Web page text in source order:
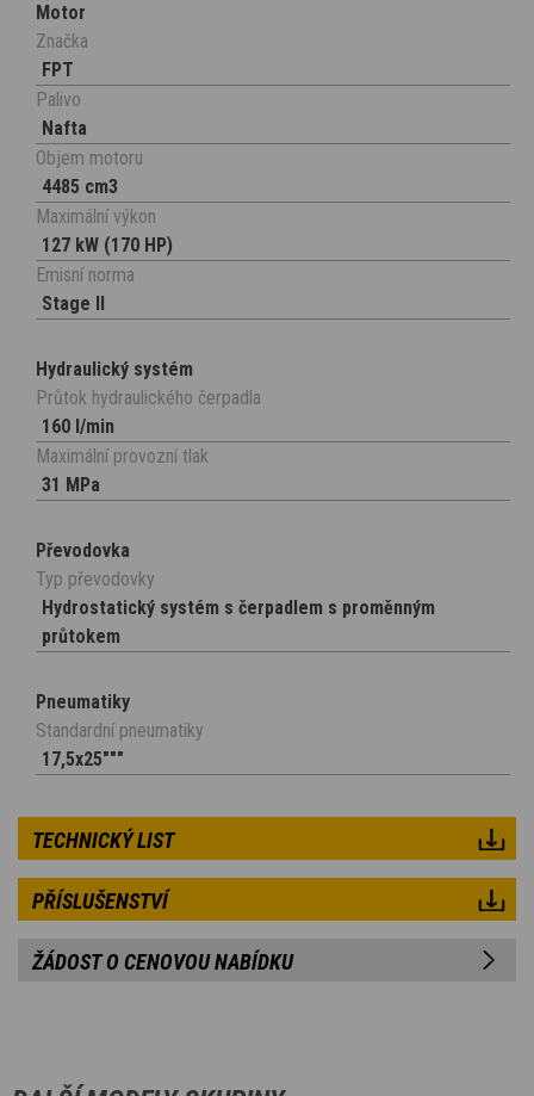
Motor
Značka
FPT
Palivo
Nafta
Objem motoru
4485 cm3
Maximální výkon
127 kW (170 HP)
Emisní norma
Stage II
Hydraulický systém
Průtok hydraulického čerpadla
160 l/min
Maximální provozní tlak
31 MPa
Převodovka
Typ převodovky
Hydrostatický systém s čerpadlem s proměnným
průtokem
Pneumatiky
Standardní pneumatiky
17,5x25"""
TECHNICKÝ LIST
PŘÍSLUŠENSTVÍ
ŽÁDOST O CENOVOU NABÍDKU